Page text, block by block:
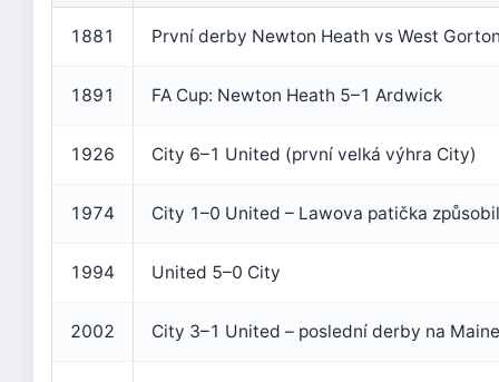
1881 První derby Newton Heath vs West
1891 FA Cup: Newton Heath 5–1 Ardwick
1926 City 6–1 United (první velká výhra City)
1974 City 1–0 United – Lawova patička
1994 United 5–0 City
2002 City 3–1 United – poslední derby na